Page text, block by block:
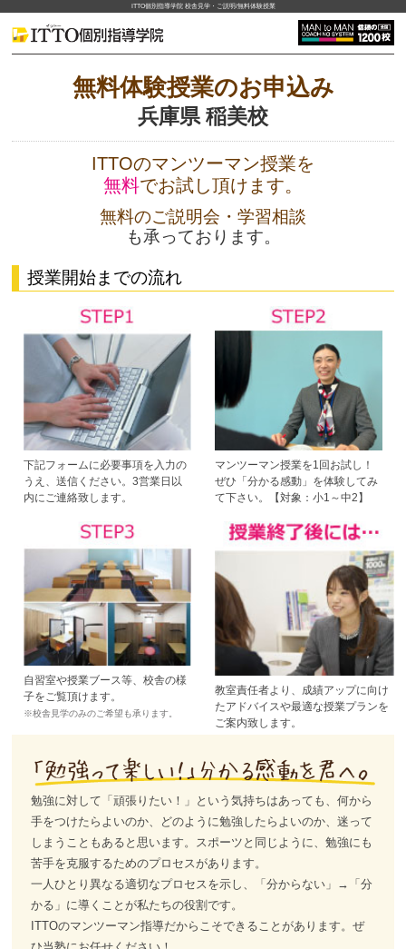
ITTO個別指導学院 校舎見学・ご説明/無料体験授業
無料体験授業のお申込み
兵庫県 稲美校
ITTOのマンツーマン授業を
無料でお試し頂けます。
無料のご説明会・学習相談
も承っております。
授業開始までの流れ
下記フォームに必要事項を入力の
うえ、送信ください。3営業日以
内にご連絡致します。
マンツーマン授業を1回お試し！
ぜひ「分かる感動」を体験してみ
て下さい。【対象：小1～中2】
自習室や授業ブース等、校舎の様
子をご覧頂けます。
※校舎見学のみのご希望も承ります。
教室責任者より、成績アップに向け
たアドバイスや最適な授業プランを
ご案内致します。
勉強に対して「頑張りたい！」という気持ちはあっても、何から
手をつけたらよいのか、どのように勉強したらよいのか、迷って
しまうこともあると思います。スポーツと同じように、勉強にも
苦手を克服するためのプロセスがあります。
一人ひとり異なる適切なプロセスを示し、「分からない」→「分
かる」に導くことが私たちの役割です。
ITTOのマンツーマン指導だからこそできることがあります。ぜ